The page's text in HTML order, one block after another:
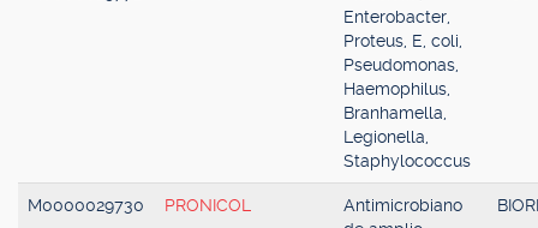
Enterobacter,
Proteus, E, coli,
Pseudomonas,
Haemophilus,
Branhamella,
Legionella,
Staphylococcus
M0000029730 PRONICOL
Antimicrobiano